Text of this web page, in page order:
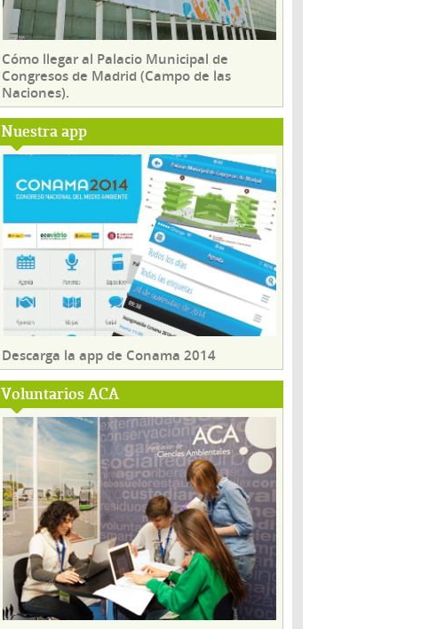
Cómo llegar al Palacio Municipal de
Congresos de Madrid (Campo de las
Naciones).
Nuestra app
Descarga la app de Conama 2014
Voluntarios ACA